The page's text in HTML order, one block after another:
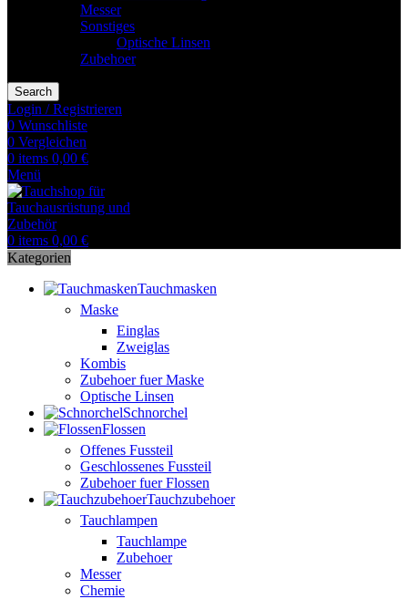
Messer
Sonstiges
Optische Linsen
Zubehoer
Search
Login / Registrieren
0 Wunschliste
0 Vergleichen
0 items 0,00 €
Menü
0 items 0,00 €
Kategorien
Tauchmasken
Maske
Einglas
Zweiglas
Kombis
Zubehoer fuer Maske
Optische Linsen
Schnorchel
Flossen
Offenes Fussteil
Geschlossenes Fussteil
Zubehoer fuer Flossen
Tauchzubehoer
Tauchlampen
Tauchlampe
Zubehoer
Messer
Chemie